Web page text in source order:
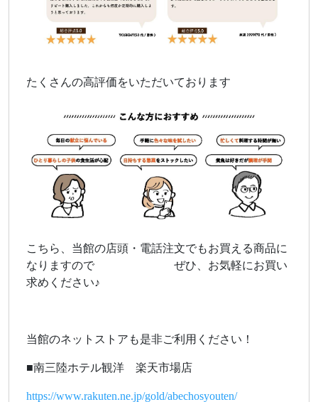
たくさんの高評価をいただいております
こちら、当館の店頭・電話注文でもお買える商品に
なりますので ぜひ、お気軽にお買い
求めください♪
当館のネットストアも是非ご利用ください！
■南三陸ホテル観洋 楽天市場店
https://www.rakuten.ne.jp/gold/abechosyouten/